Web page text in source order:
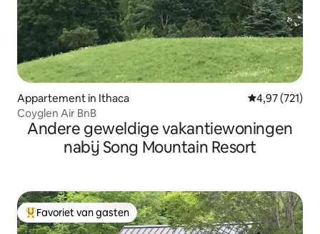
Appartement in Ithaca Gemiddelde
4,97 (721)
Coyglen Air BnB
Andere geweldige vakantiewoningen
nabij Song Mountain Resort
Topfavoriet van gasten
Favoriet van gasten